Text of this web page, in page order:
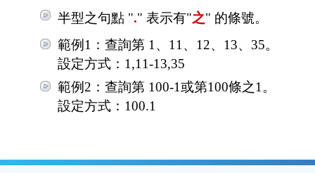
半型之句點 "." 表示有"之" 的條號。
範例1：查詢第 1、11、12、13、35。
設定方式：1,11-13,35
範例2：查詢第 100-1或第100條之1。
設定方式：100.1